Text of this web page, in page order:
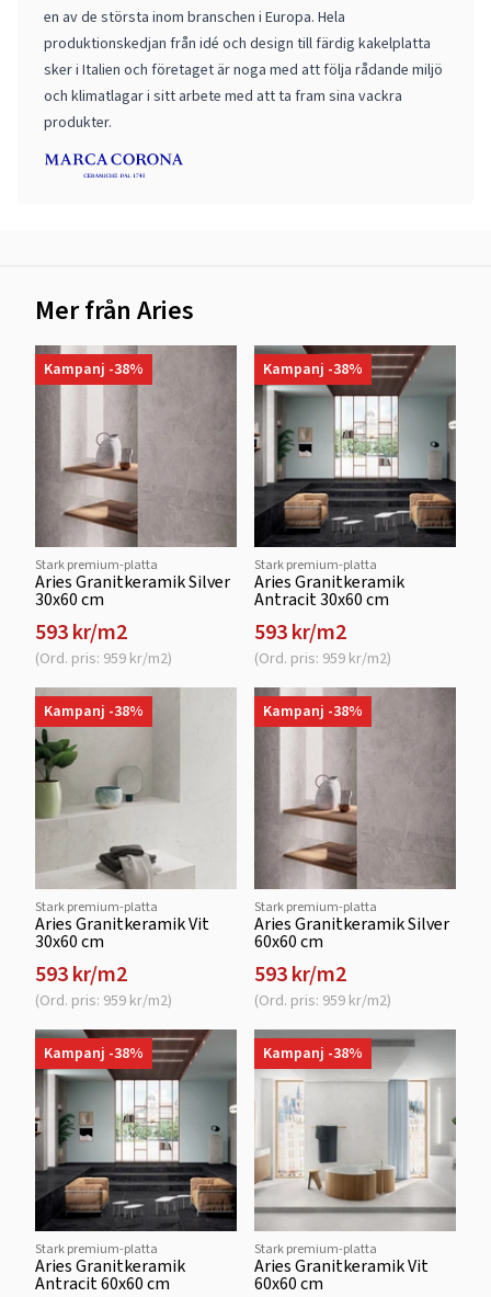
en av de största inom branschen i Europa. Hela
produktionskedjan från idé och design till färdig kakelplatta
sker i Italien och företaget är noga med att följa rådande miljö
och klimatlagar i sitt arbete med att ta fram sina vackra
produkter.
Mer från Aries
Kampanj -38%
Stark premium-platta
Aries Granitkeramik Silver
30x60 cm
593 kr/m2
(Ord. pris: 959 kr/m2)
Kampanj -38%
Stark premium-platta
Aries Granitkeramik
Antracit 30x60 cm
593 kr/m2
(Ord. pris: 959 kr/m2)
Kampanj -38%
Stark premium-platta
Aries Granitkeramik Vit
30x60 cm
593 kr/m2
(Ord. pris: 959 kr/m2)
Kampanj -38%
Stark premium-platta
Aries Granitkeramik Silver
60x60 cm
593 kr/m2
(Ord. pris: 959 kr/m2)
Kampanj -38%
Stark premium-platta
Aries Granitkeramik
Antracit 60x60 cm
Kampanj -38%
Stark premium-platta
Aries Granitkeramik Vit
60x60 cm